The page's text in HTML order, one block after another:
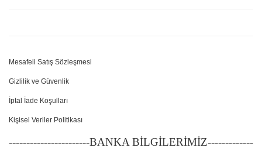
Mesafeli Satış Sözleşmesi
Gizlilik ve Güvenlik
İptal İade Koşulları
Kişisel Veriler Politikası
-----------------------BANKA BİLGİLERİMİZ-------------